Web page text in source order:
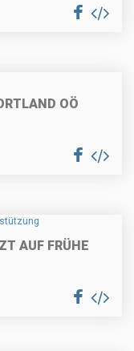
OÖ
AUF FRÜHE